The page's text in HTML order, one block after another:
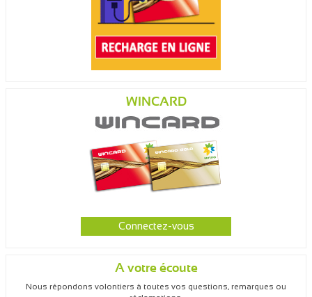
WINCARD
Connectez-vous
A votre écoute
Nous répondons volontiers à toutes vos questions, remarques ou